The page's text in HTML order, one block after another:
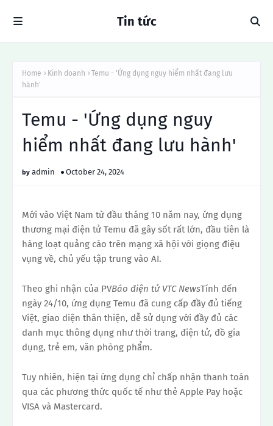
Tin tức
Home Kinh doanh
Temu - 'Ứng dụng nguy hiểm nhất đang lưu
hành'
Temu - 'Ứng dụng nguy
hiểm nhất đang lưu hành'
admin October 24, 2024
Mới vào Việt Nam từ đầu tháng 10 năm nay, ứng dụng
thương mại điện tử Temu đã gây sốt rất lớn, đầu tiên là
hàng loạt quảng cáo trên mạng xã hội với giọng điệu
vụng về, chủ yếu tập trung vào AI.
Theo ghi nhận của PVBáo điện tử VTC NewsTính đến
ngày 24/10, ứng dụng Temu đã cung cấp đầy đủ tiếng
Việt, giao diện thân thiện, dễ sử dụng với đầy đủ các
danh mục thông dụng như thời trang, điện tử, đồ gia
dụng, trẻ em, văn phòng phẩm.
Tuy nhiên, hiện tại ứng dụng chỉ chấp nhận thanh toán
qua các phương thức quốc tế như thẻ Apple Pay hoặc
VISA và Mastercard.